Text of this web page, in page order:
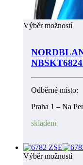
Výběr možností
Odběrné místo:
Praha 1 – Na
skladem
Výběr možností